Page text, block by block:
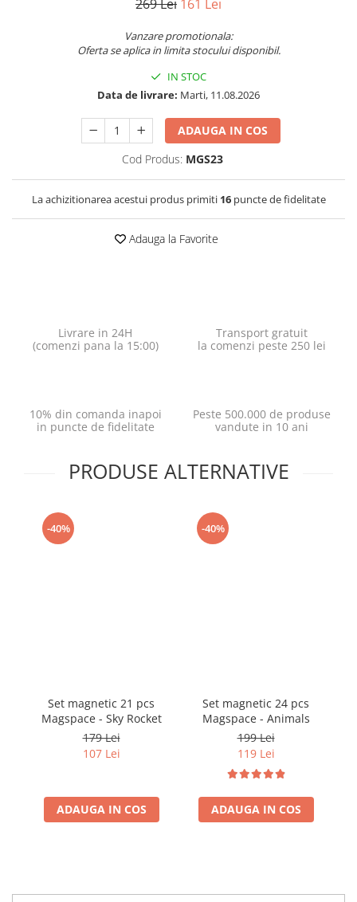
269 Lei 161 Lei
Vanzare promotionala:
Oferta se aplica in limita stocului disponibil.
IN STOC
Data de livrare: Marti, 11.08.2026
ADAUGA IN COS
Cod Produs: MGS23
La achizitionarea acestui produs primiti 16puncte de fidelitate
Adauga la Favorite
Livrare in 24H
(comenzi pana la 15:00)
Transport gratuit
la comenzi peste 250 lei
10% din comanda inapoi
in puncte de fidelitate
Peste 500.000 de produse
vandute in 10 ani
PRODUSE ALTERNATIVE
-40%
Set magnetic 21 pcs
Magspace - Sky Rocket
179 Lei
107 Lei
ADAUGA IN COS
-40%
Set magnetic 24 pcs
Magspace - Animals
199 Lei
119 Lei
ADAUGA IN COS